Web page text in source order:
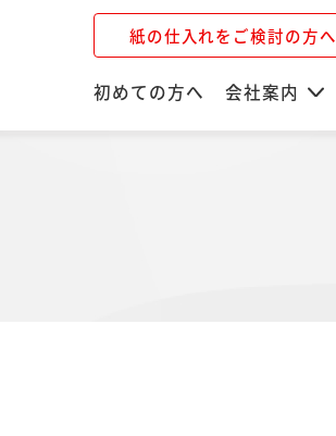
紙の仕入れをご検討の方へ
初めての方へ 会社案内